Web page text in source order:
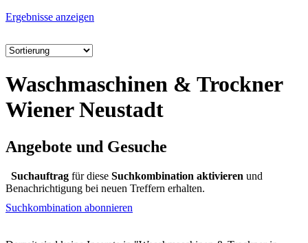
Ergebnisse anzeigen
Waschmaschinen & Trockner
Wiener Neustadt
Angebote und Gesuche
Suchauftrag für diese Suchkombination aktivieren und
Benachrichtigung bei neuen Treffern erhalten.
Suchkombination abonnieren